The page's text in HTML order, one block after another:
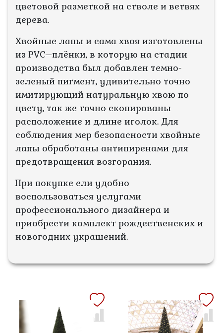
цветовой разметкой на стволе и ветвях
дерева.
Хвойные лапы и сама хвоя изготовлены
из PVC–плёнки, в которую на стадии
производства был добавлен темно-
зеленый пигмент, удивительно точно
имитирующий натуральную хвою по
цвету, так же точно скопированы
расположение и длине иголок. Для
соблюдения мер безопасности хвойные
лапы обработаны антипиренами для
предотвращения возгорания.
При покупке ели удобно
воспользоваться услугами
профессионального дизайнера и
приобрести комплект рождественских и
новогодних украшений.